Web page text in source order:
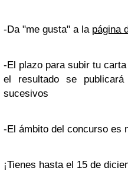
-Da "me gusta" a la página
-El plazo para subir tu
el resultado se
sucesivos
-El ámbito del concurso es
¡Tienes hasta el 15 de